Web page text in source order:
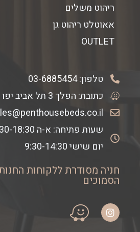
ריהוט משלים
אאוטלט ריהוט גן
OUTLET
טלפון:03-6885454
כתובת: הפלך 3 תל אביב יפו
שעות פתיחה: א-ה 9:30-18:30
יום שישי 9:30-14:30
חניה מסודרת ללקוחות
הסמוכים